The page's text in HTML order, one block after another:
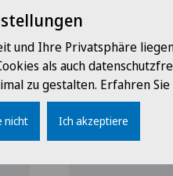
Spital Zofingen
Sabine
und Ihre Privatsphäre
als auch
zu gestalten. Erfahren
nicht Ich akzeptiere